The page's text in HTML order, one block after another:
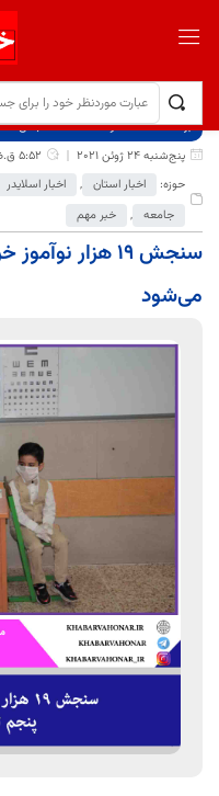
برگ نخست نوشته‌ها
سنجش ۱۹ هزار نوآموز خراسان جنوبی از پنجم تیر آغاز می‌شود
پنج‌شنبه 24 ژوئن 2021
5:52 ق.ظ
حوزه:
اخبار استان , اخبار اسلایدر
جامعه , خبر مهم
سنجش ۱۹ هزار
می‌شود